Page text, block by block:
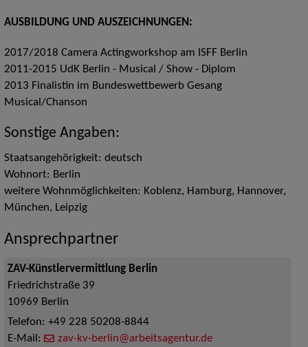
AUSBILDUNG UND AUSZEICHNUNGEN:
2017/2018 Camera Actingworkshop am ISFF Berlin
2011-2015 UdK Berlin - Musical / Show - Diplom
2013 Finalistin im Bundeswettbewerb Gesang
Musical/Chanson
Sonstige Angaben:
Staatsangehörigkeit: deutsch
Wohnort: Berlin
weitere Wohnmöglichkeiten: Koblenz, Hamburg, Hannover,
München, Leipzig
Ansprechpartner
ZAV-Künstlervermittlung Berlin
Friedrichstraße 39
10969 Berlin
Telefon: +49 228 50208-8844
E-Mail:
zav-kv-berlin@arbeitsagentur.de